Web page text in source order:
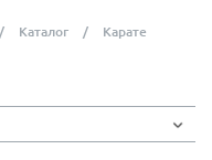
Каталог Карате